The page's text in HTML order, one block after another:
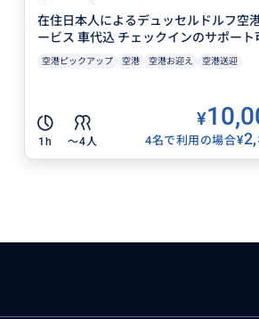
在住日本人によるデュッセルドルフ空
ービス 車代込 チェックインのサポート
空港ピックアップ 空港 空港お迎え 空港送迎
1h 〜4人
¥
4名で利用の場合¥